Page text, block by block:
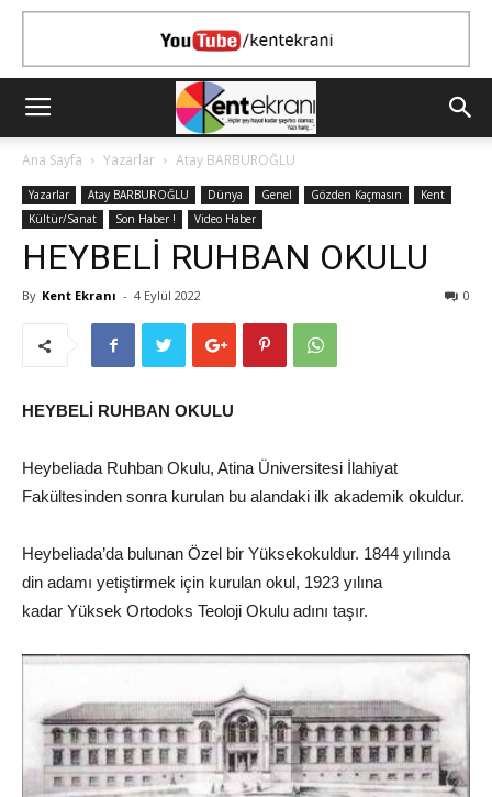
Ana Sayfa Yazarlar Atay BARBUROĞLU
Yazarlar Atay BARBUROĞLU Dünya Genel Gözden Kaçmasın
Kent
Kültür/Sanat
Son Haber ! Video Haber
HEYBELİ RUHBAN OKULU
By Kent Ekranı - 4 Eylül 2022 0
HEYBELİ RUHBAN OKULU
Heybeliada Ruhban Okulu, Atina Üniversitesi İlahiyat
Fakültesinden sonra kurulan bu alandaki ilk akademik okuldur.
Heybeliada’da bulunan Özel bir Yüksekokuldur. 1844 yılında
din adamı yetiştirmek için kurulan okul, 1923 yılına
kadar Yüksek Ortodoks Teoloji Okulu adını taşır.